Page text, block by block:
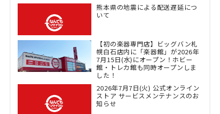
熊本県の地震による配送遅延につ
いて
【初の楽器専門店】ビッグバン札
幌白石店内に「楽器館」が2026年
7月15日(水)にオープン！ホビー
館・トレカ館も同時オープンしま
した！
2026年7月7日(火) 公式オンライン
ストア サービスメンテナンスのお
知らせ